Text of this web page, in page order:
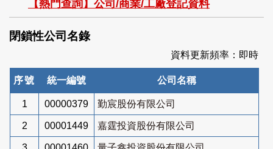
檢
索
【熱門查詢】公司/商業/工廠登記資料
閉鎖性公司名錄
資料更新頻率：即時
序號 統一編號 公司名稱
1 00000379 勤宸股份有限公司
2 00001449 嘉霆投資股份有限公司